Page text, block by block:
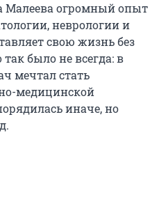
Малеева огромный опыт
неврологии и
свою жизнь без
было не всегда: в
мечтал стать
медицинской
иначе, но